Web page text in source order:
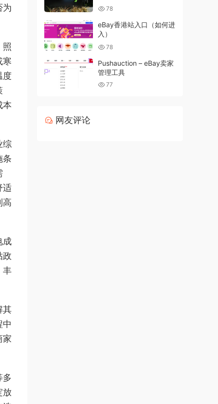
为
照
寒
度
本
综
条
适
高
成
政
丰
其
中
家
多
放
78
eBay香港站入口（如何进
入）
78
Pushauction – eBay卖家
管理工具
77
网友评论